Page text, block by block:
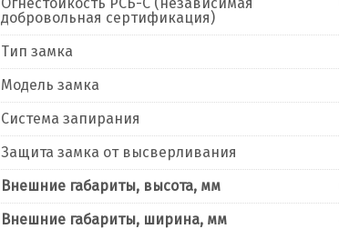
добровольная сертификация)
Тип замка
Модель замка
Система запирания
Защита замка от высверливания
Внешние габариты, высота, мм
Внешние габариты, ширина, мм